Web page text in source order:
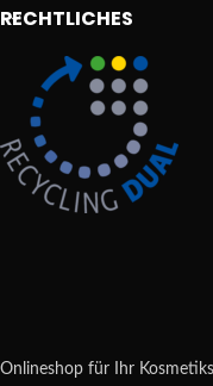
RECHTLICHES
Onlineshop für Ihr